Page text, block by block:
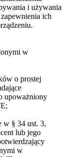
i używania
ich
w
o prostej
upoważniony
w § 34 ust. 3,
lub jego
w